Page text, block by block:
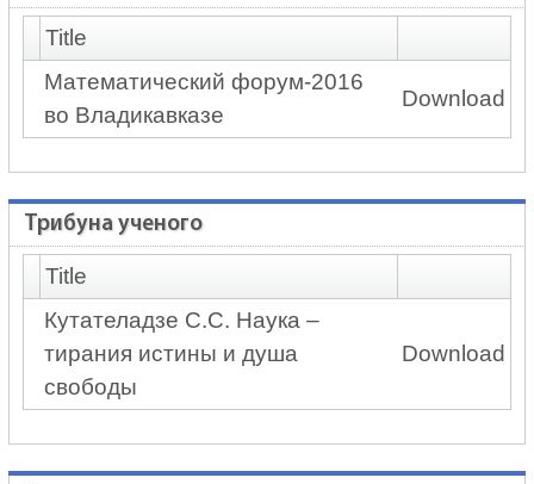
Title
Математический форум-2016
во Владикавказе
Download
Трибуна ученого
Title
Кутателадзе С.С. Наука –
тирания истины и душа
свободы
Download